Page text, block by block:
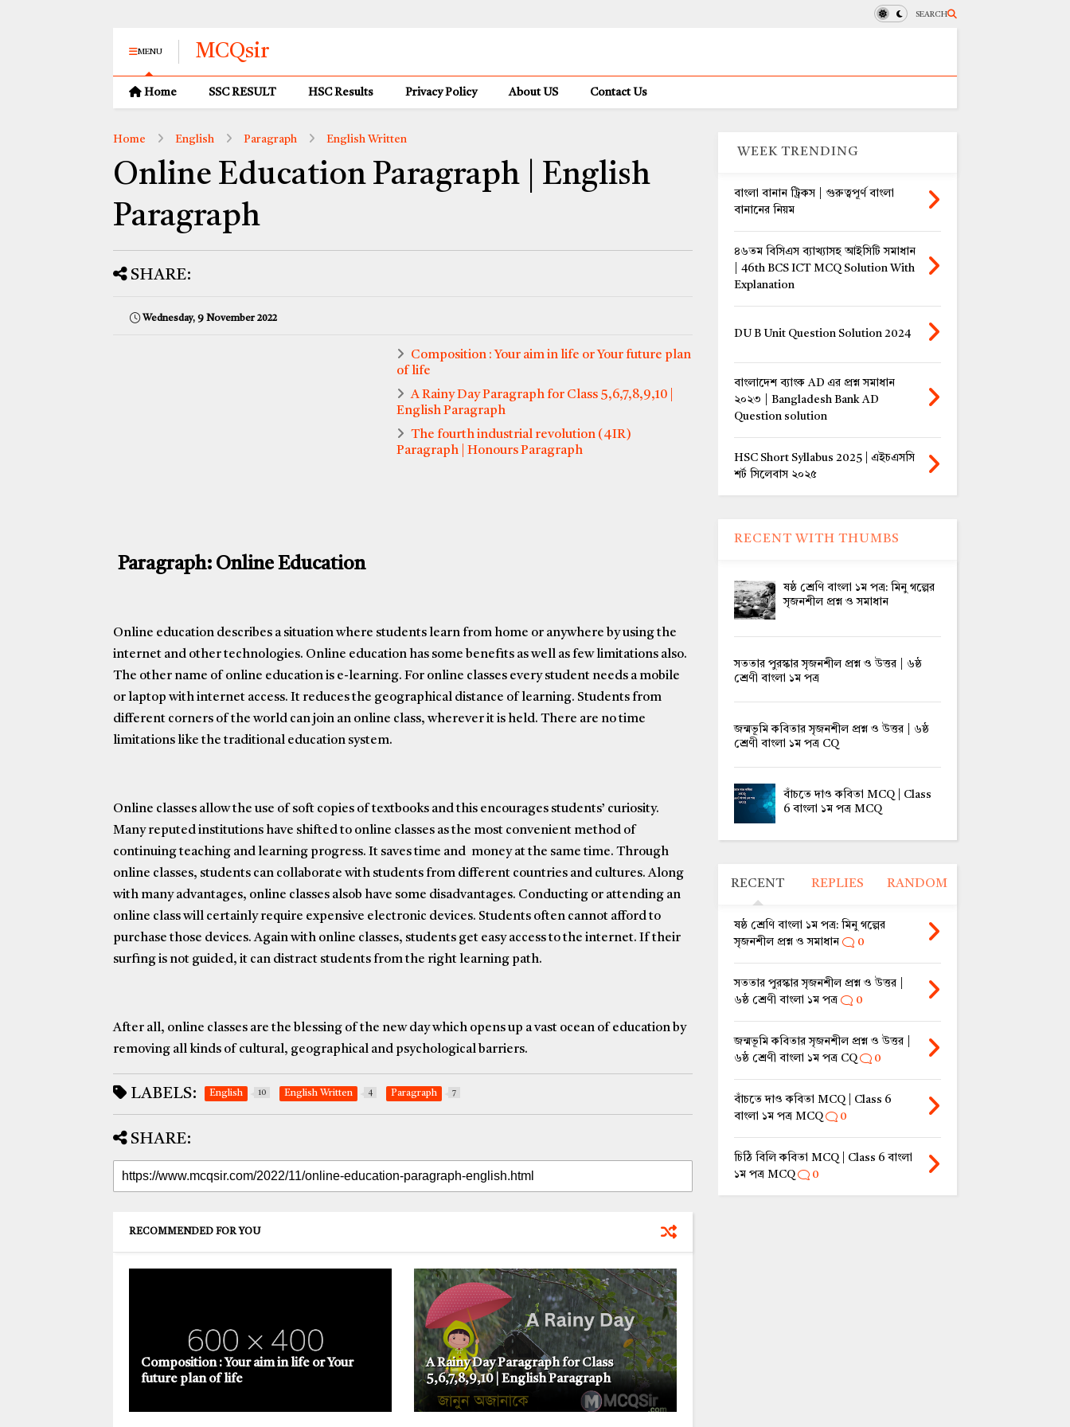
SEARCH
MENU MCQsir
Home SSC RESULT HSC Results Privacy Policy About US Contact Us
Home English Paragraph English Written
Online Education Paragraph | English
Paragraph
SHARE:
Wednesday, 9 November 2022
Composition : Your aim in life or Your future plan
of life
A Rainy Day Paragraph for Class 5,6,7,8,9,10 |
English Paragraph
The fourth industrial revolution (4IR)
Paragraph | Honours Paragraph
Paragraph: Online Education
Online education describes a situation where students learn from home or anywhere by using the
internet and other technologies. Online education has some benefits as well as few limitations also.
The other name of online education is e-learning. For online classes every student needs a mobile
or laptop with internet access. It reduces the geographical distance of learning. Students from
different corners of the world can join an online class, wherever it is held. There are no time
limitations like the traditional education system.
Online classes allow the use of soft copies of textbooks and this encourages students’ curiosity.
Many reputed institutions have shifted to online classes as the most convenient method of
continuing teaching and learning progress. It saves time and money at the same time. Through
online classes, students can collaborate with students from different countries and cultures. Along
with many advantages, online classes alsob have some disadvantages. Conducting or attending an
online class will certainly require expensive electronic devices. Students often cannot afford to
purchase those devices. Again with online classes, students get easy access to the internet. If their
surfing is not guided, it can distract students from the right learning path.
After all, online classes are the blessing of the new day which opens up a vast ocean of education by
removing all kinds of cultural, geographical and psychological barriers.
LABELS: English 10 English Written 4 Paragraph 7
SHARE:
RECOMMENDED FOR YOU
Composition : Your aim in life or Your
future plan of life
A Rainy Day Paragraph for Class
5,6,7,8,9,10 | English Paragraph
WEEK TRENDING
বাংলা বানান ট্রিকস | গুরুত্বপূর্ণ বাংলা
বানানের নিয়ম
৪৬তম বিসিএস ব্যাখ্যাসহ আইসিটি সমাধান
| 46th BCS ICT MCQ Solution With
Explanation
DU B Unit Question Solution 2024
বাংলাদেশ ব্যাংক AD এর প্রশ্ন সমাধান
২০২৩ | Bangladesh Bank AD
Question solution
HSC Short Syllabus 2025 | এইচএসসি
শর্ট সিলেবাস ২০২৫
RECENT WITH THUMBS
ষষ্ঠ শ্রেণি বাংলা ১ম পত্র: মিনু গল্পের
সৃজনশীল প্রশ্ন ও সমাধান
সততার পুরস্কার সৃজনশীল প্রশ্ন ও উত্তর | ৬ষ্ঠ
শ্রেণী বাংলা ১ম পত্র
জন্মভূমি কবিতার সৃজনশীল প্রশ্ন ও উত্তর | ৬ষ্ঠ
শ্রেণী বাংলা ১ম পত্র CQ
বাঁচতে দাও কবিতা MCQ | Class
6 বাংলা ১ম পত্র MCQ
RECENT REPLIES RANDOM
ষষ্ঠ শ্রেণি বাংলা ১ম পত্র: মিনু গল্পের
সৃজনশীল প্রশ্ন ও সমাধান
0
সততার পুরস্কার সৃজনশীল প্রশ্ন ও উত্তর |
৬ষ্ঠ শ্রেণী বাংলা ১ম পত্র
0
জন্মভূমি কবিতার সৃজনশীল প্রশ্ন ও উত্তর |
৬ষ্ঠ শ্রেণী বাংলা ১ম পত্র CQ
0
বাঁচতে দাও কবিতা MCQ | Class 6
বাংলা ১ম পত্র MCQ
0
চিঠি বিলি কবিতা MCQ | Class 6 বাংলা
১ম পত্র MCQ
0